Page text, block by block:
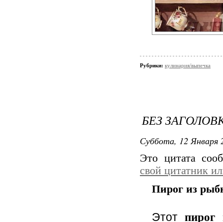
Рубрики: кулинария/выпечка
БЕЗ
Суббота, 12 Января
Это цитата
свой цитатник
Пирог из
Этотпирог